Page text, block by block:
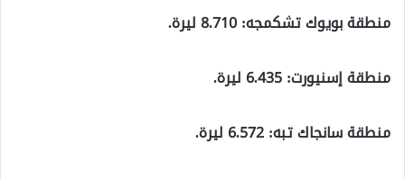
منطقة بويوك تشكمجه: 8.710 ليرة.
منطقة إسنيورت: 6.435 ليرة.
منطقة سانجاك تبه: 6.572 ليرة.